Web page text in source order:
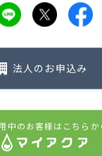
法人のお申込み
中のお客様はこちらか